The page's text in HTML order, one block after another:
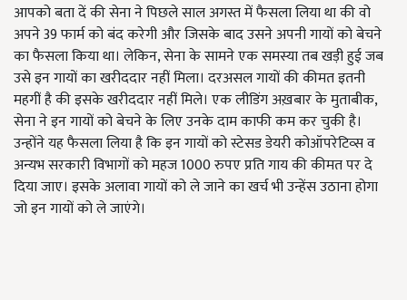
आपको बता दें की सेना ने पिछले साल अगस्त में फैसला लिया था की वो
अपने 39 फार्म को बंद करेगी और जिसके बाद उसने अपनी गायों को बेचने
का फैसला किया था। लेकिन, सेना के सामने एक समस्या तब खड़ी हुई जब
उसे इन गायों का खरीददार नहीं मिला। दरअसल गायों की कीमत इतनी
महगीं है की इसके खरीददार नहीं मिले। एक लीडिंग अख़बार के मुताबीक,
सेना ने इन गायों को बेचने के लिए उनके दाम काफी कम कर चुकी है।
उन्होंने यह फैसला लिया है कि इन गायों को स्टेसड डेयरी कोऑपरेटिव्स व
अन्यभ सरकारी वि‍भागों को महज 1000 रुपए प्रति‍ गाय की कीमत पर दे
दि‍या जाए। इसके अलावा गायों को ले जाने का खर्च भी उन्हेंस उठाना होगा
जो इन गायों को ले जाएंगे।